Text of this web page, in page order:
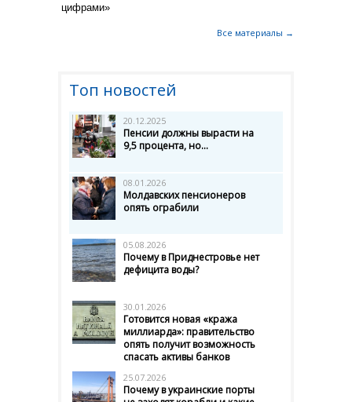
цифрами»
Все материалы →
Топ новостей
20.12.2025
Пенсии должны вырасти на
9,5 процента, но...
08.01.2026
Молдавских пенсионеров
опять ограбили
05.08.2026
Почему в Приднестровье нет
дефицита воды?
30.01.2026
Готовится новая «кража
миллиарда»: правительство
опять получит возможность
спасать активы банков
25.07.2026
Почему в украинские порты